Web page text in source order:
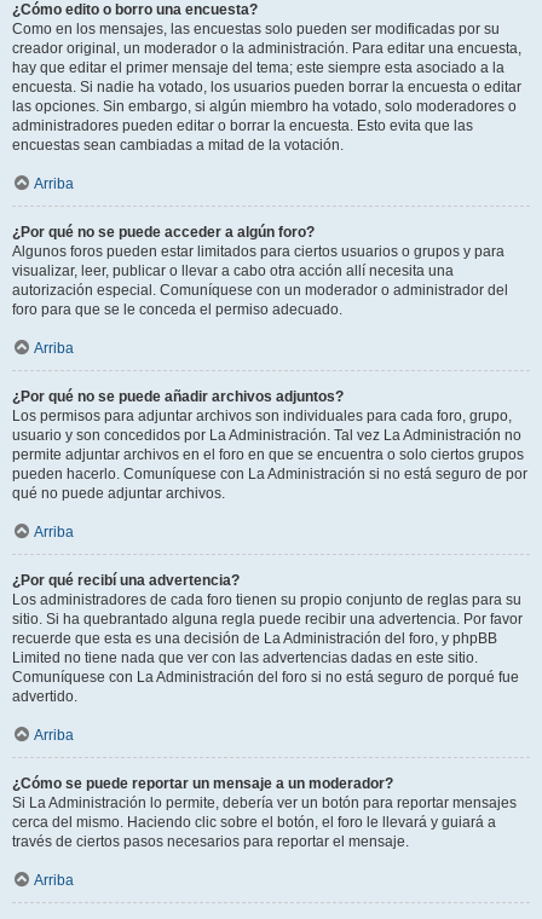
¿Cómo edito o borro una encuesta?
Como en los mensajes, las encuestas solo pueden ser modificadas por su
creador original, un moderador o la administración. Para editar una encuesta,
hay que editar el primer mensaje del tema; este siempre esta asociado a la
encuesta. Si nadie ha votado, los usuarios pueden borrar la encuesta o editar
las opciones. Sin embargo, si algún miembro ha votado, solo moderadores o
administradores pueden editar o borrar la encuesta. Esto evita que las
encuestas sean cambiadas a mitad de la votación.
Arriba
¿Por qué no se puede acceder a algún foro?
Algunos foros pueden estar limitados para ciertos usuarios o grupos y para
visualizar, leer, publicar o llevar a cabo otra acción allí necesita una
autorización especial. Comuníquese con un moderador o administrador del
foro para que se le conceda el permiso adecuado.
Arriba
¿Por qué no se puede añadir archivos adjuntos?
Los permisos para adjuntar archivos son individuales para cada foro, grupo,
usuario y son concedidos por La Administración. Tal vez La Administración no
permite adjuntar archivos en el foro en que se encuentra o solo ciertos grupos
pueden hacerlo. Comuníquese con La Administración si no está seguro de por
qué no puede adjuntar archivos.
Arriba
¿Por qué recibí una advertencia?
Los administradores de cada foro tienen su propio conjunto de reglas para su
sitio. Si ha quebrantado alguna regla puede recibir una advertencia. Por favor
recuerde que esta es una decisión de La Administración del foro, y phpBB
Limited no tiene nada que ver con las advertencias dadas en este sitio.
Comuníquese con La Administración del foro si no está seguro de porqué fue
advertido.
Arriba
¿Cómo se puede reportar un mensaje a un moderador?
Si La Administración lo permite, debería ver un botón para reportar mensajes
cerca del mismo. Haciendo clic sobre el botón, el foro le llevará y guiará a
través de ciertos pasos necesarios para reportar el mensaje.
Arriba